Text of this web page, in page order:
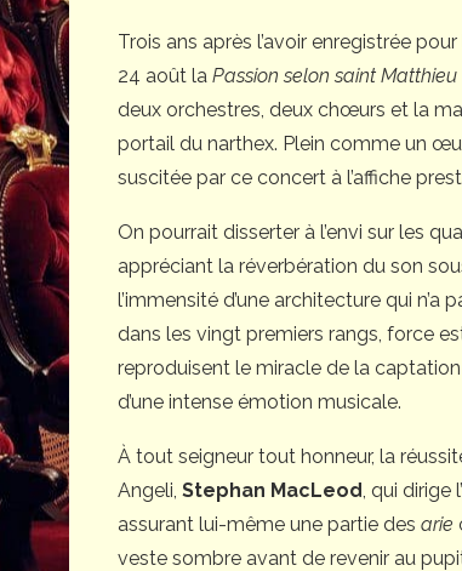
Trois ans après l’avoir enregistrée
24 août la Passion selon saint Matthieu
deux orchestres, deux chœurs et la
portail du narthex. Plein comme un
suscitée par ce concert à l’affiche
On pourrait disserter à l’envi sur les
appréciant la réverbération du son
l’immensité d’une architecture qui
dans les vingt premiers rangs, force
reproduisent le miracle de la
d’une intense émotion musicale.
À tout seigneur tout honneur, la
Angeli, Stephan MacLeod , qui
assurant lui-même une partie des arie
veste sombre avant de revenir au